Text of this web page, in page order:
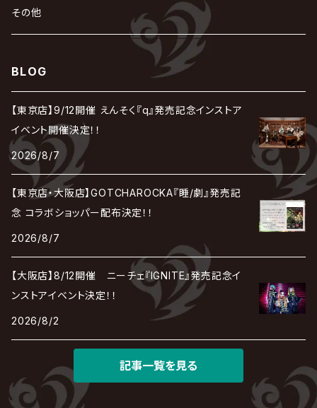
ΛrlequiΩ / アルルカン
Angelo
河村隆一
JAKIGAN MEISTER
Chanty
Janne Da Arc
sugar
JILUKA
Jin-Machine
SLAPSLY / CHIYU
DARRELL
DEXCORE
DEZERT
deadman
DEVILOOF
DuelJewel
D'ERLANGER
薔薇の宮殿
BAROQUE
hide with Spread Beaver / hide
HIDE-ZOU
Frantic EMIRY
Blu-BiLLioN
BULL FIELD
BREAKERZ
BLAZE
The Benjamin
ペンタゴン
HOLLOWGRAM
マツタケワークス
THE MADNA
MAMA.
まみれた / MAMIRETA
MALICE MIZER
MERRY / メリー
THE MORTAL
最上川司
LAB.THE BASEMENT / ラボ ザ ベヰスメント
RAN / 蘭
Ricky
LIBRAVEL / リブラヴェル
LIPHLICH
Lill
Ruiza
LUNA SEA
れ
the Raid.
REIGN
RAZOR
LSN / The LEGENDARY SIX NINE
Rorschach.inc
ロマン急行
我が為
hévn
その他
BLOG
【東京店】9/12開催 えんそく『q』発売記念インストア
イベント開催決定！！
2026/8/7
【東京店・大阪店】GOTCHAROCKA『睡/劇』発売記
念 コラボショッパー配布決定！！
2026/8/7
【大阪店】8/12開催 ニーチェ『IGNITE』発売記念イ
ンストアイベント決定！！
2026/8/2
記事一覧を見る